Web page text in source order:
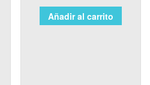
Añadir al carrito